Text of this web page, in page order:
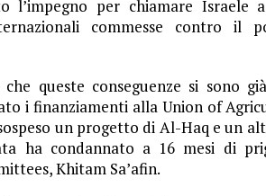
l’impegno per chiamare
commesse contro il
queste conseguenze si sono
i finanziamenti alla Union of
un progetto di Al-Haq e un
ha condannato a 16 mesi di
Khitam Sa’afin.